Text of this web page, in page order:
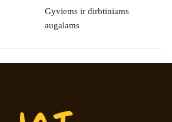
Gyviems ir dirbtiniams
augalams